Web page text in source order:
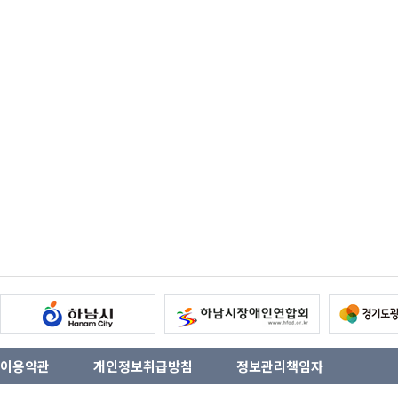
이용약관 개인정보취급방침 정보관리책임자